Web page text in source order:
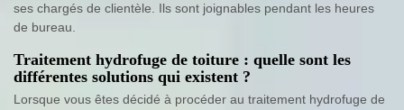
ses chargés de clientèle. Ils sont joignables pendant les heures
de bureau.
Traitement hydrofuge de toiture : quelle sont les
différentes solutions qui existent ?
Lorsque vous êtes décidé à procéder au traitement hydrofuge de